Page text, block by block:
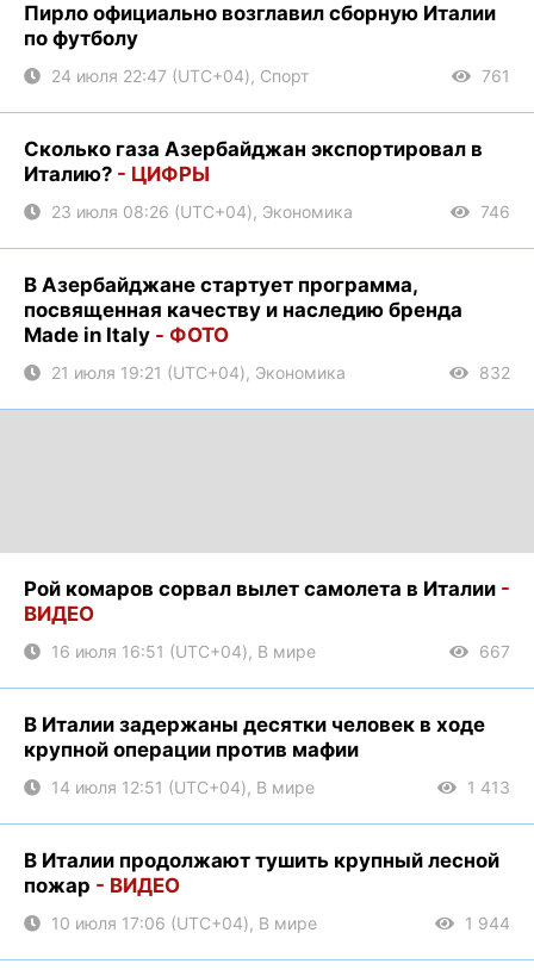
Пирло официально возглавил сборную Италии
по футболу
24 июля 22:47 (UTC+04), Спорт 761
Cколько газа Азербайджан экспортировал в
Италию? - ЦИФРЫ
23 июля 08:26 (UTC+04), Экономика 746
В Азербайджане стартует программа,
посвященная качеству и наследию бренда
Made in Italy - ФОТО
21 июля 19:21 (UTC+04), Экономика 832
Рой комаров сорвал вылет самолета в Италии -
ВИДЕО
16 июля 16:51 (UTC+04), В мире 667
В Италии задержаны десятки человек в ходе
крупной операции против мафии
14 июля 12:51 (UTC+04), В мире 1 413
В Италии продолжают тушить крупный лесной
пожар - ВИДЕО
10 июля 17:06 (UTC+04), В мире 1 944